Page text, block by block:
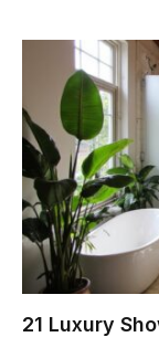
21 Luxury